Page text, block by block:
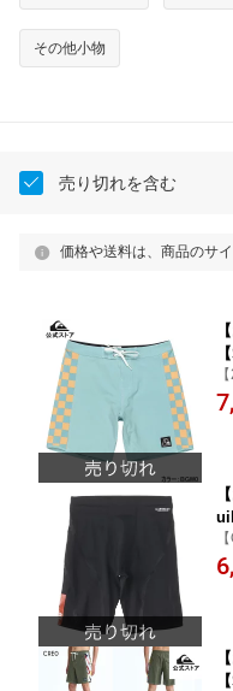
その他小物
売り切れを含む
価格や送料は、商品のサ
ク